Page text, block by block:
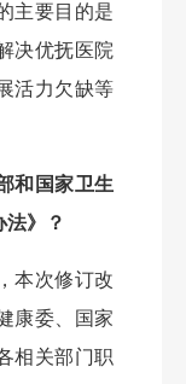
主要目的是
决优抚医院
活力欠缺等
和国家卫生
》？
本次修订改
康委、国家
相关部门职